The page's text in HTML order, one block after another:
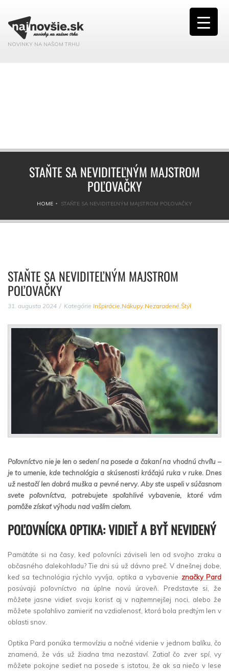
NOVINKY NA NAŠOM TRHU
STAŇTE SA NEVIDITEĽNÝM MAJSTROM
POĽOVAČKY
HOME STAŇTE SA NEVIDITEĽNÝM MAJSTROM POĽOVAČKY
STAŇTE SA NEVIDITEĽNÝM MAJSTROM
POĽOVAČKY
31. augusta 2024 Kategórie Inšpirácie,Nákupy,Nezaradené,Štýl
Poľovníctvo nie je len o sedení na posede a čakaní na vhodnú chvíľu –
je to umenie, kde technológia a skúsenosti kráčajú ruka v ruke. Dnes
už nestačí len dobrá muška a pevné nervy. Aby ste uspeli v súčasnom
svete poľovníctva, potrebujete spoľahlivé vybavenie, ktoré vám
pomôže získať výhodu nad vaším cieľom.
POĽOVNÍCKA OPTIKA: VIDIEŤ A BYŤ NEVIDENÝ
Pamätáte si na časy, keď poľovníci záviseli len od svojho zraku a
občasného ďalekohľadu? Tie dni sú už dávno preč. V dnešnej dobe,
keď sa technológia rýchlo vyvíja, optika a vybavenie značky Pard
posúvajú poľovníctvo na úplne novú úroveň. Predstavte si, že
môžete jasne vidieť svoju korisť aj v najtemnejšej noci, alebo že
môžete spoľahlivo zamieriť na vzdialenosť, ktorá bola predtým len v
oblasti snov.
Optika Pard ponúka termovíziu a nočné videnie v jednom balíku, čo
znamená, že vás už žiadna tma nezastaví. Zatiaľ čo zver spí, vy
môžete pokojne sedieť na posede s istotou, že ak sa niečo v lese